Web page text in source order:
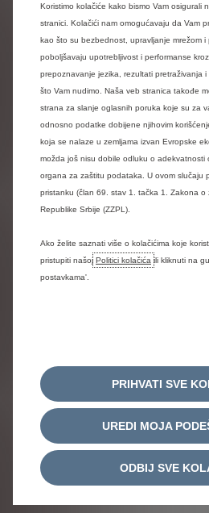
Zatražite
Uvjeti i rok
ELEKTRIČNI CITROËN Ë-
61.900 KM*
Koristimo kolačiće kako bismo Vam osigurali
stranici. Kolačići nam omogućavaju da Vam
kao što su bezbednost, upravljanje mrežom i
poboljšavaju upotrebljivost i performanse
prepoznavanje jezika, rezultati pretraživanja
što Vam nudimo. Naša veb stranica takođe
strana za slanje oglasnih poruka koje su za
odnosno podatke dobijene njihovim
koja se nalaze u zemljama izvan Evropske
možda još nisu dobile odluku o adekvatnosti
organa za zaštitu podataka. U ovom slučaju
pristanku (član 69. stav 1. tačka 1. Zakona o
Republike Srbije (ZZPL).
Ako želite saznati više o kolačićima koje
pristupiti našoj Politici kolačića ili kliknuti na
postavkama'.
UREDI MOJA
PRIHVATI SVE
ODBIJ SVE